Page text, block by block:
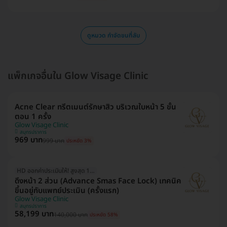
ดูหมวด กำจัดขนที่ลับ
แพ็กเกจอื่นใน Glow Visage Clinic
Acne Clear ทรีตเมนต์รักษาสิว บริเวณใบหน้า 5 ขั้น
ตอน 1 ครั้ง
Glow Visage Clinic
สมุทรปราการ
969 บาท999 บาท ประหยัด 3%
HD ออกค่าประเมินให้! สูงสุด 1500 บ.
ดึงหน้า 2 ส่วน (Advance Smas Face Lock) เทคนิค
ขึ้นอยู่กับแพทย์ประเมิน (ครั้งแรก)
Glow Visage Clinic
สมุทรปราการ
58,199 บาท140,000 บาท ประหยัด 58%